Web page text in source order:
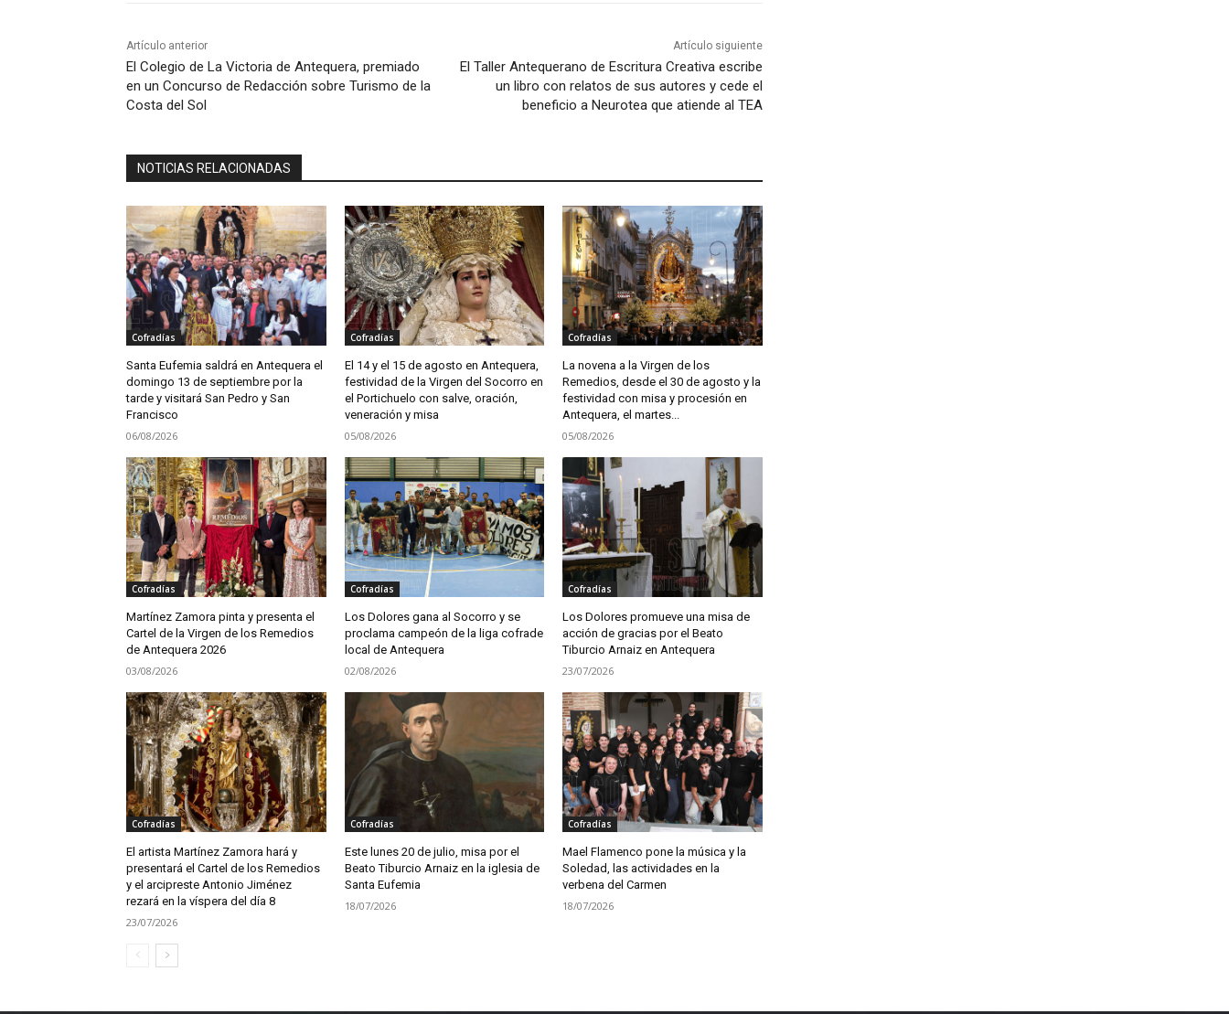
Artículo anterior
El Colegio de La Victoria de Antequera, premiado
en un Concurso de Redacción sobre Turismo de la
Costa del Sol
Artículo siguiente
El Taller Antequerano de Escritura Creativa escribe
un libro con relatos de sus autores y cede el
beneficio a Neurotea que atiende al TEA
NOTICIAS RELACIONADAS
Cofradías
Santa Eufemia saldrá en Antequera el
domingo 13 de septiembre por la
tarde y visitará San Pedro y San
Francisco
06/08/2026
Cofradías
El 14 y el 15 de agosto en Antequera,
festividad de la Virgen del Socorro en
el Portichuelo con salve, oración,
veneración y misa
05/08/2026
Cofradías
La novena a la Virgen de los
Remedios, desde el 30 de agosto y la
festividad con misa y procesión en
Antequera, el martes...
05/08/2026
Cofradías
Martínez Zamora pinta y presenta el
Cartel de la Virgen de los Remedios
de Antequera 2026
03/08/2026
Cofradías
Los Dolores gana al Socorro y se
proclama campeón de la liga cofrade
local de Antequera
02/08/2026
Cofradías
Los Dolores promueve una misa de
acción de gracias por el Beato
Tiburcio Arnaiz en Antequera
23/07/2026
Cofradías
El artista Martínez Zamora hará y
presentará el Cartel de los Remedios
y el arcipreste Antonio Jiménez
rezará en la víspera del día 8
23/07/2026
Cofradías
Este lunes 20 de julio, misa por el
Beato Tiburcio Arnaiz en la iglesia de
Santa Eufemia
18/07/2026
Cofradías
Mael Flamenco pone la música y la
Soledad, las actividades en la
verbena del Carmen
18/07/2026